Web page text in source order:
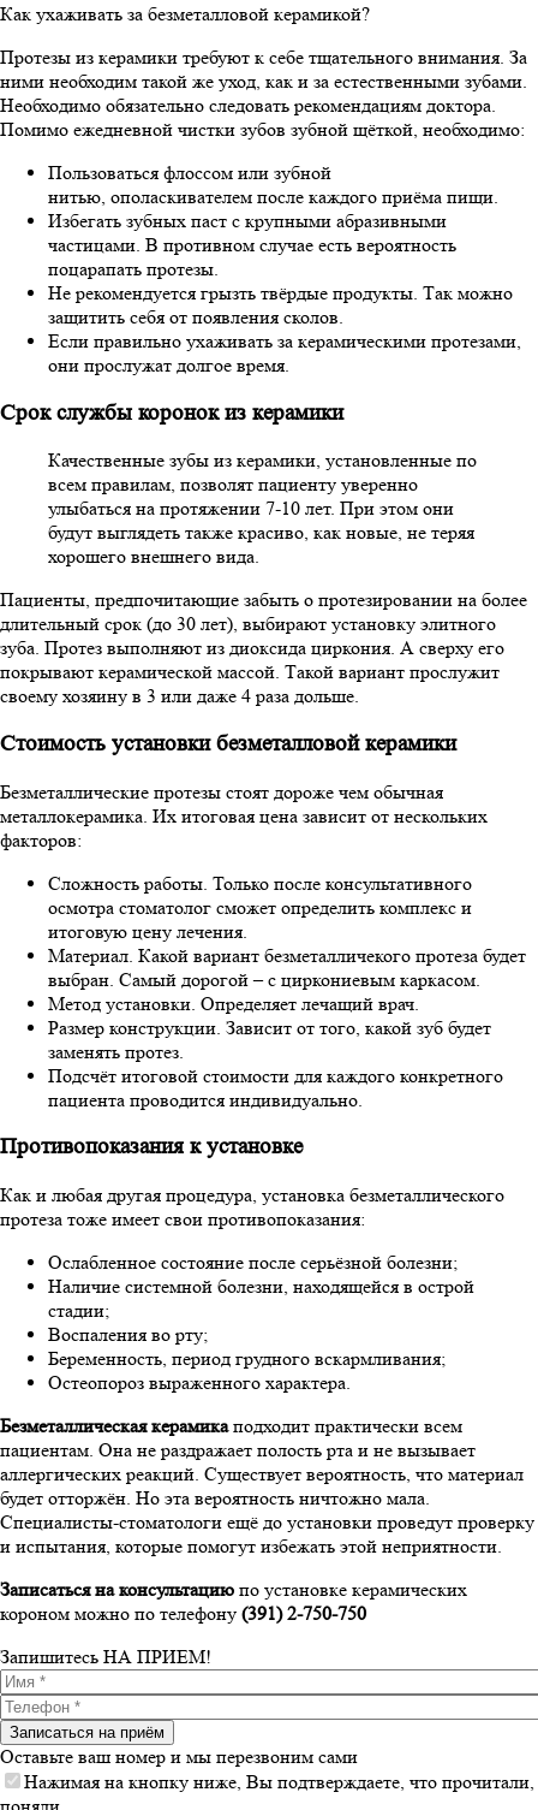
Как ухаживать за безметалловой керамикой?
Протезы из керамики требуют к себе тщательного внимания. За
ними необходим такой же уход, как и за естественными зубами.
Необходимо обязательно следовать рекомендациям доктора.
Помимо ежедневной чистки зубов зубной щёткой, необходимо:
Пользоваться флоссом или зубной
нитью, ополаскивателем после каждого приёма пищи.
Избегать зубных паст с крупными абразивными
частицами. В противном случае есть вероятность
поцарапать протезы.
Не рекомендуется грызть твёрдые продукты. Так можно
защитить себя от появления сколов.
Если правильно ухаживать за керамическими протезами,
они прослужат долгое время.
Срок службы коронок из керамики
Качественные зубы из керамики, установленные по
всем правилам, позволят пациенту уверенно
улыбаться на протяжении 7-10 лет. При этом они
будут выглядеть также красиво, как новые, не теряя
хорошего внешнего вида.
Пациенты, предпочитающие забыть о протезировании на более
длительный срок (до 30 лет), выбирают установку элитного
зуба. Протез выполняют из диоксида циркония. А сверху его
покрывают керамической массой. Такой вариант прослужит
своему хозяину в 3 или даже 4 раза дольше.
Стоимость установки безметалловой керамики
Безметаллические протезы стоят дороже чем обычная
металлокерамика. Их итоговая цена зависит от нескольких
факторов:
Сложность работы. Только после консультативного
осмотра стоматолог сможет определить комплекс и
итоговую цену лечения.
Материал. Какой вариант безметалличекого протеза будет
выбран. Самый дорогой – с циркониевым каркасом.
Метод установки. Определяет лечащий врач.
Размер конструкции. Зависит от того, какой зуб будет
заменять протез.
Подсчёт итоговой стоимости для каждого конкретного
пациента проводится индивидуально.
Противопоказания к установке
Как и любая другая процедура, установка безметаллического
протеза тоже имеет свои противопоказания:
Ослабленное состояние после серьёзной болезни;
Наличие системной болезни, находящейся в острой
стадии;
Воспаления во рту;
Беременность, период грудного вскармливания;
Остеопороз выраженного характера.
Безметаллическая керамикаподходит практически всем
пациентам. Она не раздражает полость рта и не вызывает
аллергических реакций. Существует вероятность, что материал
будет отторжён. Но эта вероятность ничтожно мала.
Специалисты-стоматологи ещё до установки проведут проверку
и испытания, которые помогут избежать этой неприятности.
Записаться на консультацию по установке керамических
короном можно по телефону (391) 2-750-750
Запишитесь НА ПРИЕМ!
Имя *
Телефон *
Оставьте ваш номер и мы перезвоним сами
Нажимая на кнопку ниже, Вы подтверждаете, что прочитали,